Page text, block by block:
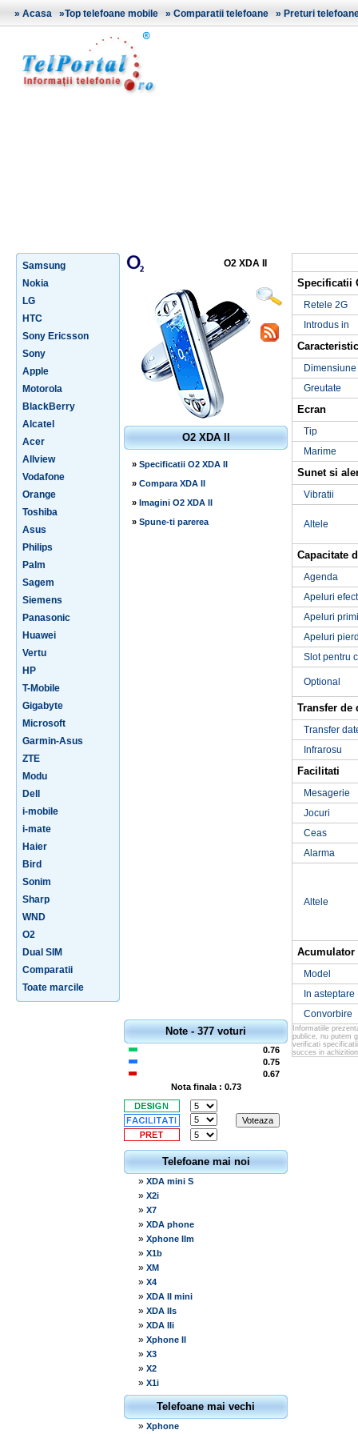
» Acasa »Top telefoane mobile » Comparatii telefoane » Preturi
Samsung
Nokia
LG
HTC
Sony Ericsson
Sony
Apple
Motorola
BlackBerry
Alcatel
Acer
Allview
Vodafone
Orange
Toshiba
Asus
Philips
Palm
Sagem
Siemens
Panasonic
Huawei
Vertu
HP
T-Mobile
Gigabyte
Microsoft
Garmin-Asus
ZTE
Modu
Dell
i-mobile
i-mate
Haier
Bird
Sonim
Sharp
WND
O2
Dual SIM
Comparatii
Toate marcile
O2 XDA II
O2 XDA II
» Specificatii O2 XDA II
» Compara XDA II
» Imagini O2 XDA II
» Spune-ti parerea
Note - 377 voturi
0.76
0.75
0.67
Nota finala : 0.73
Telefoane mai noi
» XDA mini S
» X2i
» X7
» XDA phone
» Xphone IIm
» X1b
» XM
» X4
» XDA II mini
» XDA IIs
» XDA IIi
» Xphone II
» X3
» X2
» X1i
Telefoane mai vechi
» Xphone
Specificatii
Retele 2G
Introdus in
Dimensiune
Greutate
Ecran
Tip
Marime
Sunet si
Vibratii
Altele
Capacitate
Agenda
Apeluri
Apeluri
Apeluri
Slot pentru
Optional
Transfer de
Transfer
Infrarosu
Facilitati
Mesagerie
Jocuri
Ceas
Alarma
Altele
Acumulator
Model
In asteptare
Convorbire
Informatiile
publice, nu putem
verificati
succes in